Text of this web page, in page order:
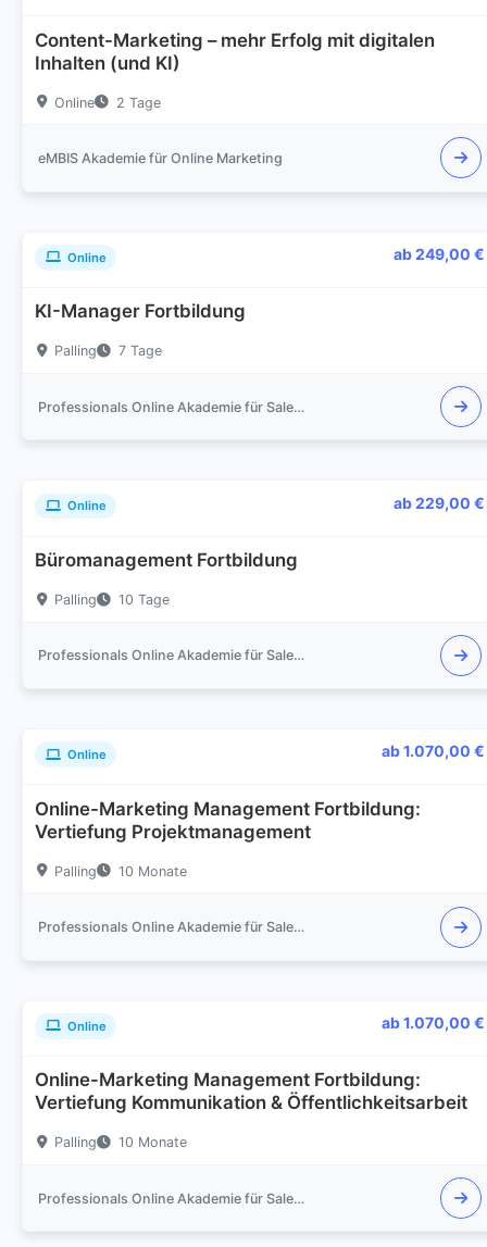
Content-Marketing – mehr Erfolg mit digitalen
Inhalten (und KI)
Online 2 Tage
eMBIS Akademie für Online Marketing
Online ab 249,00 €
KI-Manager Fortbildung
Palling 7 Tage
Professionals Online Akademie für Sales und Marketing
Online ab 229,00 €
Büromanagement Fortbildung
Palling 10 Tage
Professionals Online Akademie für Sales und Marketing
Online ab 1.070,00 €
Online-Marketing Management Fortbildung:
Vertiefung Projektmanagement
Palling 10 Monate
Professionals Online Akademie für Sales und Marketing
Online ab 1.070,00 €
Online-Marketing Management Fortbildung:
Vertiefung Kommunikation & Öffentlichkeitsarbeit
Palling 10 Monate
Professionals Online Akademie für Sales und Marketing